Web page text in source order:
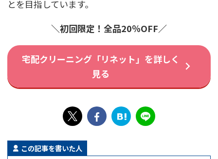
とを目指しています。
＼初回限定！全品20％OFF／
宅配クリーニング「リネット」を詳しく
見る
この記事を書いた人